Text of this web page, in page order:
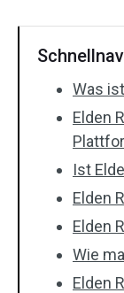
Was
Elden
Ist
Elden
Elden
Wie
Elden